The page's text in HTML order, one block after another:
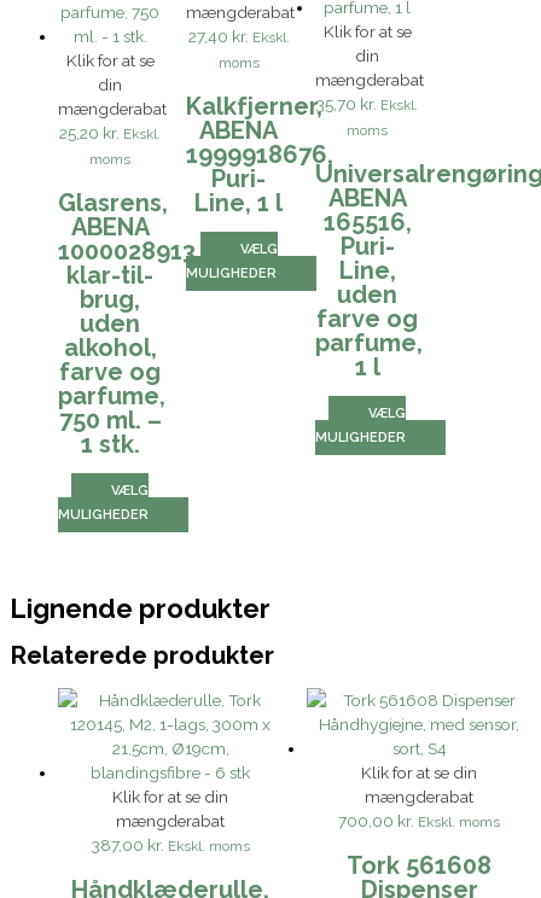
Klik for at se
din
mængderabat
25,20 kr. Ekskl.
moms
Glasrens,
ABENA
1000028913,
klar-til-
brug,
uden
alkohol,
farve og
parfume,
750 ml. –
1 stk.
VÆLG
MULIGHEDER
mængderabat
27,40 kr. Ekskl.
moms
Kalkfjerner,
ABENA
1999918676,
Puri-
Line, 1 l
VÆLG
MULIGHEDER
Klik for at se
din
mængderabat
35,70 kr. Ekskl.
moms
ABENA
165516,
Puri-
Line,
uden
farve og
parfume,
1 l
VÆLG
MULIGHEDER
Lignende produkter
Relaterede produkter
Klik for at se din
mængderabat
387,00 kr. Ekskl. moms
Håndklæderulle,
Klik for at se din
mængderabat
700,00 kr. Ekskl. moms
Tork 561608
Dispenser